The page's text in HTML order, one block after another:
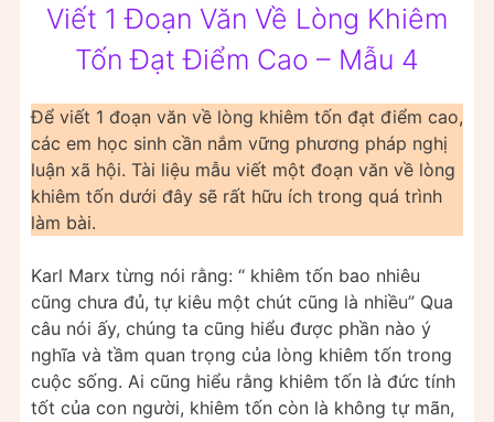
Viết 1 Đoạn Văn Về Lòng Khiêm
Tốn Đạt Điểm Cao – Mẫu 4
Để viết 1 đoạn văn về lòng khiêm tốn đạt điểm cao,
các em học sinh cần nắm vững phương pháp nghị
luận xã hội. Tài liệu mẫu viết một đoạn văn về lòng
khiêm tốn dưới đây sẽ rất hữu ích trong quá trình
làm bài.
Karl Marx từng nói rằng: “ khiêm tốn bao nhiêu
cũng chưa đủ, tự kiêu một chút cũng là nhiều” Qua
câu nói ấy, chúng ta cũng hiểu được phần nào ý
nghĩa và tầm quan trọng của lòng khiêm tốn trong
cuộc sống. Ai cũng hiểu rằng khiêm tốn là đức tính
tốt của con người, khiêm tốn còn là không tự mãn,